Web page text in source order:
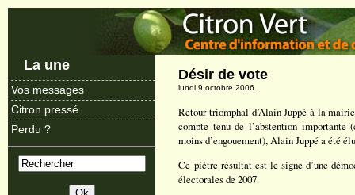
La une
Vos messages
Citron pressé
Perdu ?
Désir de vote
lundi 9 octobre 2006.
Retour triomphal d’Alain Juppé à la
compte tenu de l’abstention
moins d’engouement), Alain Juppé a été
Ce piètre résultat est le signe d’une
électorales de 2007.